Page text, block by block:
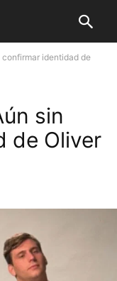
identidad de
sin
de Oliver